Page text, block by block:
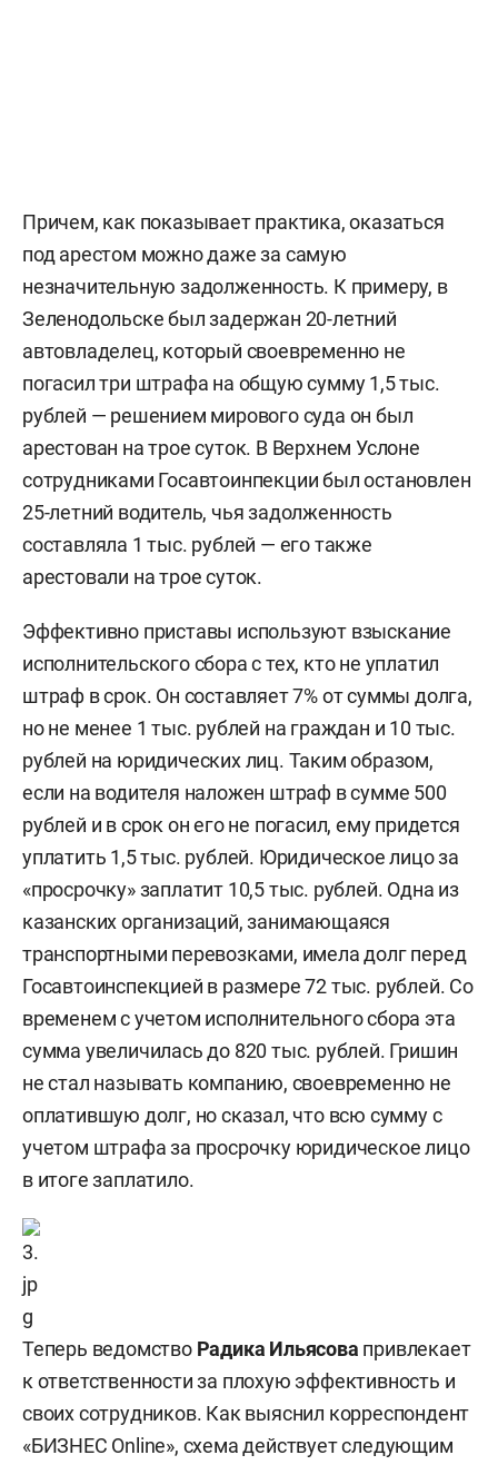
Причем, как показывает практика, оказаться
под арестом можно даже за самую
незначительную задолженность. К примеру, в
Зеленодольске был задержан 20-летний
автовладелец, который своевременно не
погасил три штрафа на общую сумму 1,5 тыс.
рублей — решением мирового суда он был
арестован на трое суток. В Верхнем Услоне
сотрудниками Госавтоинпекции был остановлен
25-летний водитель, чья задолженность
составляла 1 тыс. рублей — его также
арестовали на трое суток.
Эффективно приставы используют взыскание
исполнительского сбора с тех, кто не уплатил
штраф в срок. Он составляет 7% от суммы долга,
но не менее 1 тыс. рублей на граждан и 10 тыс.
рублей на юридических лиц. Таким образом,
если на водителя наложен штраф в сумме 500
рублей и в срок он его не погасил, ему придется
уплатить 1,5 тыс. рублей. Юридическое лицо за
«просрочку» заплатит 10,5 тыс. рублей. Одна из
казанских организаций, занимающаяся
транспортными перевозками, имела долг перед
Госавтоинспекцией в размере 72 тыс. рублей. Со
временем с учетом исполнительного сбора эта
сумма увеличилась до 820 тыс. рублей. Гришин
не стал называть компанию, своевременно не
оплатившую долг, но сказал, что всю сумму с
учетом штрафа за просрочку юридическое лицо
в итоге заплатило.
Теперь ведомство Радика Ильясова привлекает
к ответственности за плохую эффективность и
своих сотрудников. Как выяснил корреспондент
«БИЗНЕС Online», схема действует следующим